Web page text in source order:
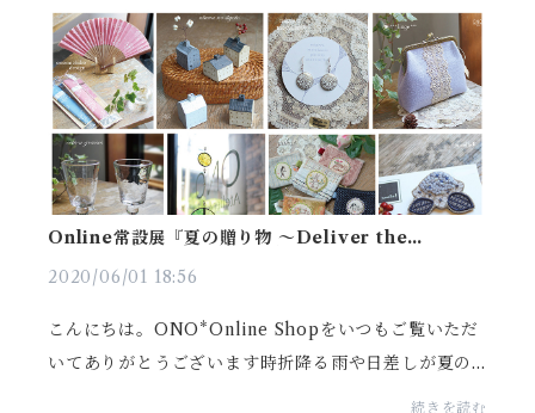
Online常設展『夏の贈り物 〜Deliver the
2020/06/01 18:56
こんにちは。ONO*Online Shopをいつもご覧いただ
いてありがとうございます時折降る雨や日差しが夏の
気配を感じる今日このごろですONO*Atelier&Space
続きを読む